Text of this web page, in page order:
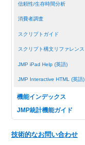
信頼性/生存時間分析
消費者調査
スクリプトガイド
スクリプト構文リファレンス
JMP iPad Help (英語)
JMP Interactive HTML (英語)
機能インデックス
JMP統計機能ガイド
技術的なお問い合わせ